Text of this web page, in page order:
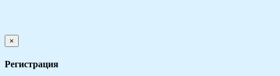
×
Регистрация